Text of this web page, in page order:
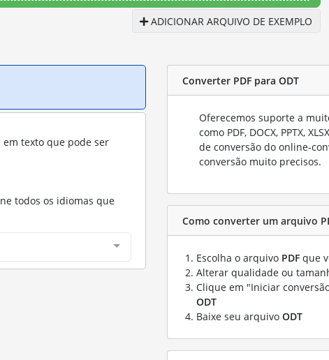
ADICIONAR ARQUIVO DE EXEMPLO
texto que pode ser
todos os idiomas que
Converter PDF para ODT
Oferecemos suporte a
como PDF, DOCX, PPTX,
de conversão do online-
conversão muito precisos.
Como converter um arquivo
Escolha o arquivo PDF que
Alterar qualidade ou
Clique em "Iniciar
ODT
Baixe seu arquivo ODT